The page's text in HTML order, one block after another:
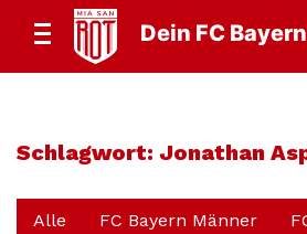
Dein FC
Schlagwort: Jonathan
Alle FC Bayern Männer